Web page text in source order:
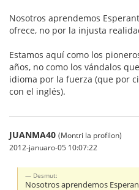
Nosotros aprendemos
ofrece, no por la injusta
Estamos aquí como los
años, no como los vándalos
idioma por la fuerza (que por
con el inglés).
JUANMA40 (Montri la profilon)
2012-januaro-05 10:07:22
Desmut:
Nosotros aprendemos